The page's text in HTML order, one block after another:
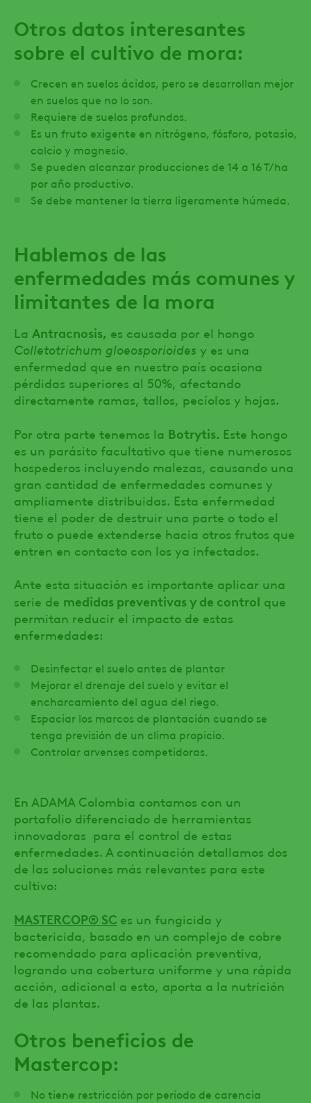
Otros datos interesantes
sobre el cultivo de mora:
Crecen en suelos ácidos, pero se desarrollan mejor
en suelos que no lo son.
Requiere de suelos profundos.
Es un fruto exigente en nitrógeno, fósforo, potasio,
calcio y magnesio.
Se pueden alcanzar producciones de 14 a 16 T/ha
por año productivo.
Se debe mantener la tierra ligeramente húmeda.
Hablemos de las
enfermedades más comunes y
limitantes de la mora
La Antracnosis, es causada por el hongo
Colletotrichum gloeosporioides y es una
enfermedad que en nuestro país ocasiona
pérdidas superiores al 50%, afectando
directamente ramas, tallos, pecíolos y hojas.
Por otra parte tenemos la Botrytis. Este hongo
es un parásito facultativo que tiene numerosos
hospederos incluyendo malezas, causando una
gran cantidad de enfermedades comunes y
ampliamente distribuidas. Esta enfermedad
tiene el poder de destruir una parte o todo el
fruto o puede extenderse hacia otros frutos que
entren en contacto con los ya infectados.
Ante esta situación es importante aplicar una
serie de medidas preventivas y de control que
permitan reducir el impacto de estas
enfermedades:
Desinfectar el suelo antes de plantar
Mejorar el drenaje del suelo y evitar el
encharcamiento del agua del riego.
Espaciar los marcos de plantación cuando se
tenga previsión de un clima propicio.
Controlar arvenses competidoras.
En ADAMA Colombia contamos con un
portafolio diferenciado de herramientas
innovadoras para el control de estas
enfermedades. A continuación detallamos dos
de las soluciones más relevantes para este
cultivo:
MASTERCOP® SC es un fungicida y
bactericida, basado en un complejo de cobre
recomendado para aplicación preventiva,
logrando una cobertura uniforme y una rápida
acción, adicional a esto, aporta a la nutrición
de las plantas.
Otros beneficios de
Mastercop:
No tiene restricción por periodo de carencia